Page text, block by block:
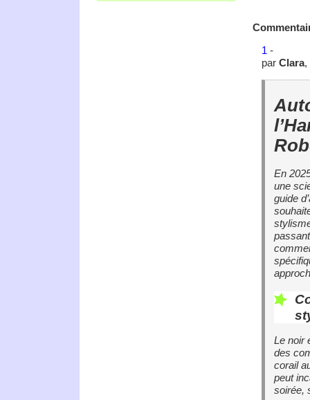
1 -
par Clara,
En
une
guide
Le noir
des
corail
peut
soirée,